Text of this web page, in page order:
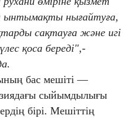
ынтымақты нығайтуға,
сақтауға және игі
қоса береді",-
бас мешіті —
сыйымдылығы
бірі. Мешіттің